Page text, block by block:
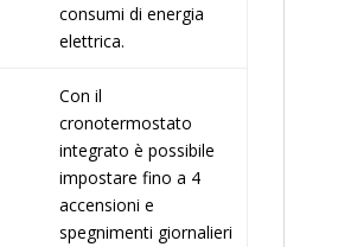
consumi di energia
elettrica.
Con il
cronotermostato
integrato è possibile
impostare fino a 4
accensioni e
spegnimenti giornalieri